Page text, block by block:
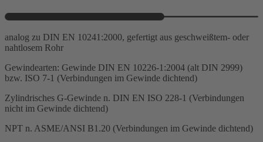
analog zu DIN EN 10241:2000, gefertigt aus geschweißtem- oder
nahtlosem Rohr
Gewindearten: Gewinde DIN EN 10226-1:2004 (alt DIN 2999)
bzw. ISO 7-1 (Verbindungen im Gewinde dichtend)
Zylindrisches G-Gewinde n. DIN EN ISO 228-1 (Verbindungen
nicht im Gewinde dichtend)
NPT n. ASME/ANSI B1.20 (Verbindungen im Gewinde dichtend)